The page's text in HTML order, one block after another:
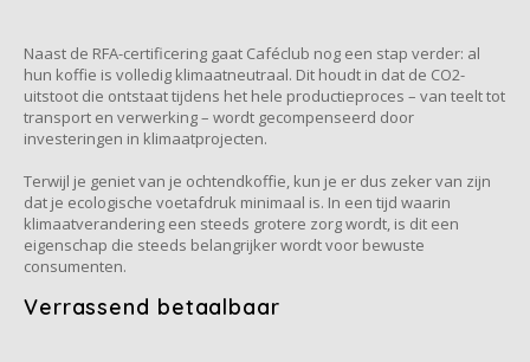
Joerges Gorilla
Käfer
La Brasiliana
Lavazza
Naast de RFA-certificering gaat Caféclub nog een stap verder: al
hun koffie is volledig klimaatneutraal. Dit houdt in dat de CO2-
uitstoot die ontstaat tijdens het hele productieproces – van teelt tot
transport en verwerking – wordt gecompenseerd door
investeringen in klimaatprojecten.
Terwijl je geniet van je ochtendkoffie, kun je er dus zeker van zijn
dat je ecologische voetafdruk minimaal is. In een tijd waarin
klimaatverandering een steeds grotere zorg wordt, is dit een
eigenschap die steeds belangrijker wordt voor bewuste
consumenten.
Verrassend betaalbaar